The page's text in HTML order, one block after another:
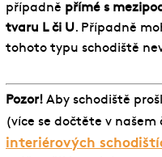
případně přímé s
tvaru L či U. Případně
tohoto typu schodiště
Pozor! Aby schodiště
(více se dočtěte v našem
interiérových